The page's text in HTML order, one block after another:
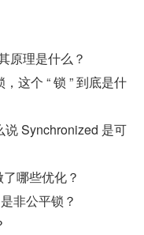
原理是什么？
这个 “ 锁 ” 到底是什
Synchronized 是可
哪些优化？
非公平锁？